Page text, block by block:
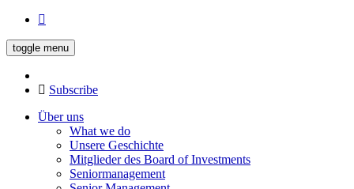
toggle menu
Subscribe
Über uns
What we do
Unsere Geschichte
Mitglieder des Board of Investments
Seniormanagement